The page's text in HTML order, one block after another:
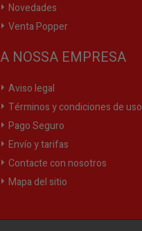
Novedades
Venta Popper
A NOSSA EMPRESA
Aviso legal
Términos y condiciones de uso
Pago Seguro
Envío y tarifas
Contacte con nosotros
Mapa del sitio